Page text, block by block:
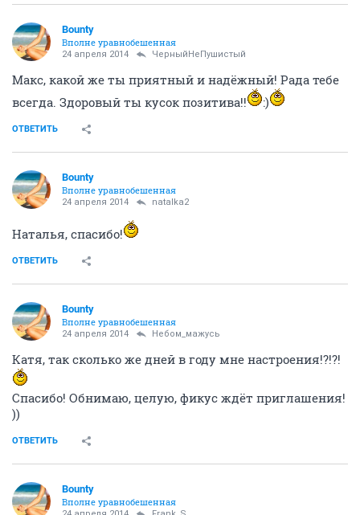
Bounty
Вполне уравнобешенная
24 апреля 2014 ЧерныйНеПушистый
Макс, какой же ты приятный и надёжный! Рада тебе
всегда. Здоровый ты кусок позитива!!
:)
ОТВЕТИТЬ
Bounty
Вполне уравнобешенная
24 апреля 2014 natalka2
Наталья, спасибо!
ОТВЕТИТЬ
Bounty
Вполне уравнобешенная
24 апреля 2014 Небом_мaжусь
Катя, так сколько же дней в году мне настроения!?!?!
Спасибо! Обнимаю, целую, фикус ждёт приглашения!
))
ОТВЕТИТЬ
Bounty
Вполне уравнобешенная